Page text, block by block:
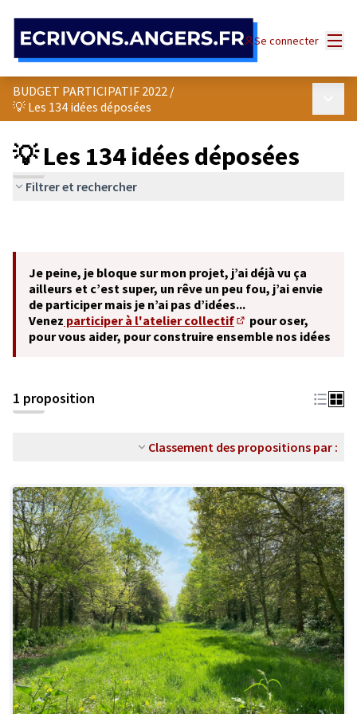
Se connecter
BUDGET PARTICIPATIF 2022 /
💡 Les 134 idées déposées
💡 Les 134 idées déposées
Filtrer et rechercher
Je peine, je bloque sur mon projet, j’ai déjà vu ça
ailleurs et c’est super, un rêve un peu fou, j’ai envie
de participer mais je n’ai pas d’idées...
Venez participer à l'atelier collectif
(S'ouvre dans un
pour oser,
pour vous aider, pour construire ensemble nos idées
1 proposition
Classement des propositions par :